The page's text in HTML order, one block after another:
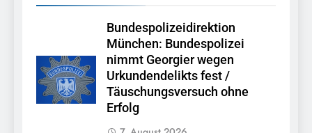
Bundespolizeidirektion
München: Bundespolizei
nimmt Georgier wegen
Urkundendelikts fest /
Täuschungsversuch ohne
Erfolg